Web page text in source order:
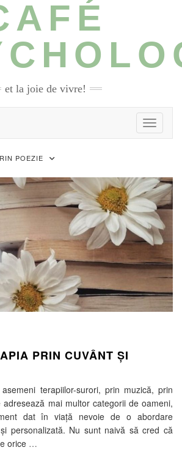
et la joie de vivre!
Toggle
POEZIE
PRIN CUVÂNT ȘI
terapiilor-surori, prin muzică, prin
mai multor categorii de oameni,
dat în viață nevoie de o abordare
personalizată. Nu sunt naivă să cred că
orice …